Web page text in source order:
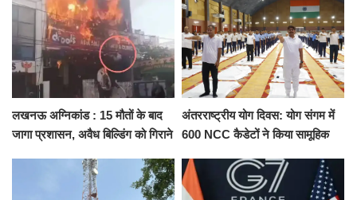
लखनऊ अग्निकांड : 15 मौतों के बाद
जागा प्रशासन, अवैध बिल्डिंग को गिराने
अंतरराष्ट्रीय योग दिवस: योग संगम में
600 NCC कैडेटों ने किया सामूहिक
संकल्प